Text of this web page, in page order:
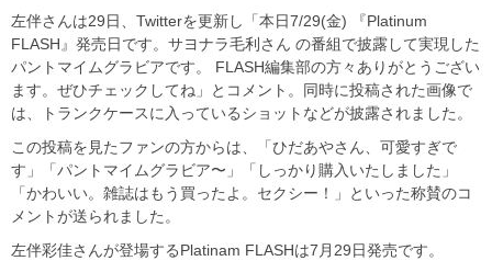
左伴さんは29日、Twitterを更新し「本日7/29(金) 『Platinum
FLASH』発売日です。サヨナラ毛利さん の番組で披露して実現した
パントマイムグラビアです。 FLASH編集部の方々ありがとうござい
ます。ぜひチェックしてね」とコメント。同時に投稿された画像で
は、トランクケースに入っているショットなどが披露されました。
この投稿を見たファンの方からは、「ひだあやさん、可愛すぎで
す」「パントマイムグラビア〜」「しっかり購入いたしました」
「かわいい。雑誌はもう買ったよ。セクシー！」といった称賛のコ
メントが送られました。
左伴彩佳さんが登場するPlatinam FLASHは7月29日発売です。